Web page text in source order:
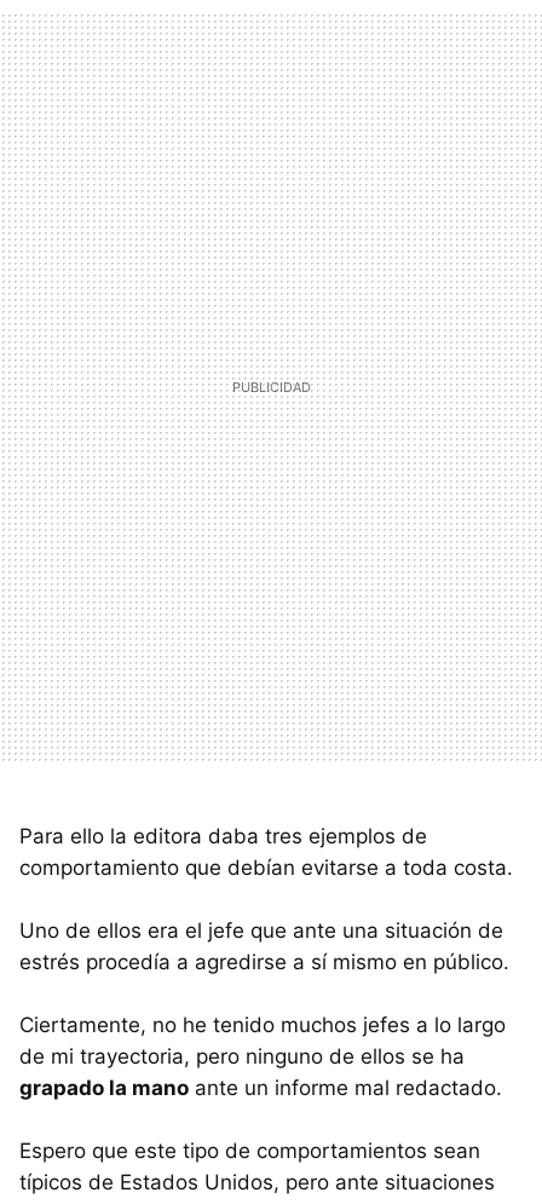
Para ello la editora daba tres ejemplos de
comportamiento que debían evitarse a toda costa.
Uno de ellos era el jefe que ante una situación de
estrés procedía a agredirse a sí mismo en público.
Ciertamente, no he tenido muchos jefes a lo largo
de mi trayectoria, pero ninguno de ellos se ha
grapado la mano ante un informe mal redactado.
Espero que este tipo de comportamientos sean
típicos de Estados Unidos, pero ante situaciones